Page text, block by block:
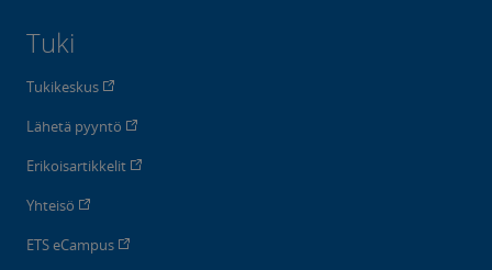
Tuki
Tukikeskus
Lähetä pyyntö
Erikoisartikkelit
Yhteisö
ETS eCampus